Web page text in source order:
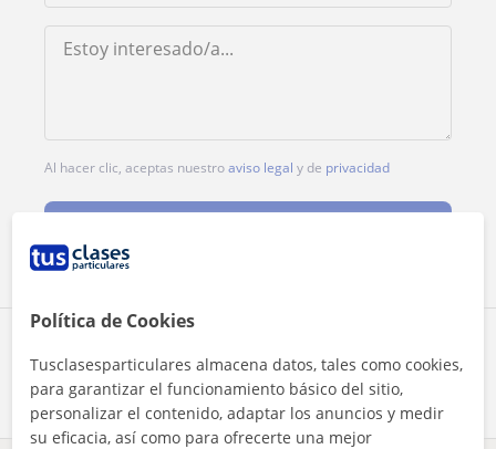
Al hacer clic, aceptas nuestroaviso legal y de privacidad
Política de Cookies
Tusclasesparticulares almacena datos, tales como cookies,
para garantizar el funcionamiento básico del sitio,
personalizar el contenido, adaptar los anuncios y medir
su eficacia, así como para ofrecerte una mejor